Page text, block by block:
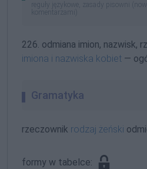
reguły językowe, zasady pisowni
komentarzami)
226. odmiana imion, nazwisk,
imiona i nazwiska kobiet —
Gramatyka
rzeczownik rodzaj żeński
formy w tabelce: